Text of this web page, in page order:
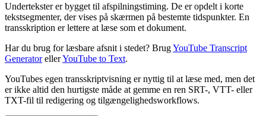
Undertekster er bygget til afspilningstiming. De er opdelt i korte
tekstsegmenter, der vises på skærmen på bestemte tidspunkter. En
transskription er lettere at læse som et dokument.
Har du brug for læsbare afsnit i stedet? BrugYouTube Transcript
Generator ellerYouTube to Text.
YouTubes egen transskriptvisning er nyttig til at læse med, men det
er ikke altid den hurtigste måde at gemme en ren SRT-, VTT- eller
TXT-fil til redigering og tilgængelighedsworkflows.